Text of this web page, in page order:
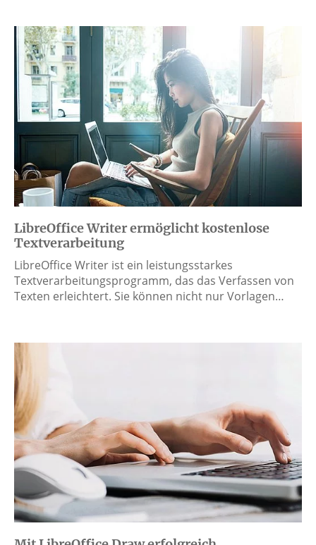
LibreOffice Writer ermöglicht kostenlose
Textverarbeitung
LibreOffice Writer ist ein leistungsstarkes
Textverarbeitungsprogramm, das das Verfassen von
Texten erleichtert. Sie können nicht nur Vorlagen…